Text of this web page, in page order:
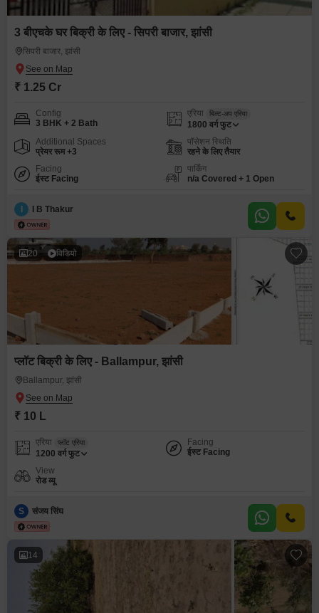
3 बीएचके घर बिक्री के लिए - सिपरी बाजार, झांसी
सिपरी बाजार, झांसी
₹ 1.25 Cr
Config
3 BHK + 2 Bath
एरिया बिल्ट-अप एरिया
1800 वर्ग फुट
Additional Spaces
प्रेयर रूम +3
पॉसेशन स्थिति
रहने के लिए तैयार
Facing
ईस्ट Facing
पार्किंग
n/a Covered + 1 Open
I I B Thakur
20 विडियो
प्लॉट बिक्री के लिए - Ballampur, झांसी
Ballampur, झांसी
₹ 10 L
एरिया प्लॉट एरिया
1200 वर्ग फुट
Facing
ईस्ट Facing
View
रोड व्यू
S संजय सिंघ
14